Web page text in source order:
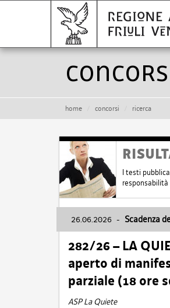
home concorsi ricerca
I testi
26.06.2026 - Scadenza
282/26 – LA
aperto di
parziale (18 ore
ASP La Quiete